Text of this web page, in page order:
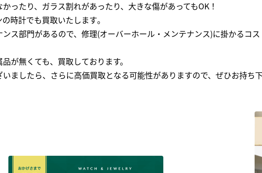
ったり、ガラス割れがあったり、大きな傷があってもOK！
時計でも買取いたします｡
ス部門があるので、修理(オーバーホール・メンテナンス)に掛かるコ
が無くても、買取しております。
ましたら、さらに高価買取となる可能性がありますので、ぜひお持ち